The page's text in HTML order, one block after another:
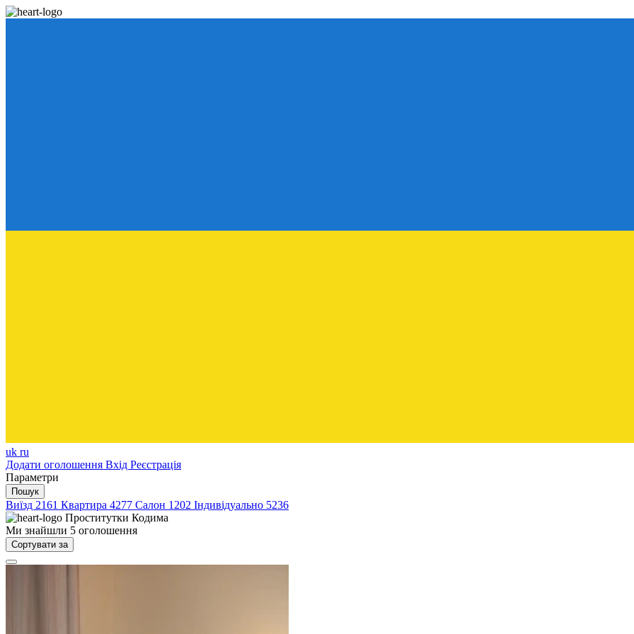
uk ru
Додати оголошення Вхід Реєстрація
Параметри
Пошук
Виїзд 2161 Квартира 4277 Салон 1202 Індивідуально 5236
Проститутки Кодима
Ми знайшли 5 оголошення
Сортувати за